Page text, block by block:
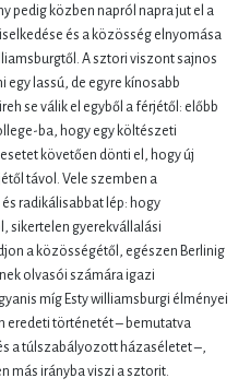
pedig közben napról napra jut el a
és a közösség elnyomása
A sztori viszont sajnos
lassú, de egyre kínosabb
se válik el egyből a férjétől: előbb
ba, hogy egy költészeti
követően dönti el, hogy új
távol. Vele szemben a
radikálisabbat lép: hogy
sikertelen gyerekvállalási
a közösségétől, egészen Berlinig
olvasói számára igazi
míg Esty williamsburgi élményei
eredeti történetét – bemutatva
a túlszabályozott házaséletet –,
más irányba viszi a sztorit.